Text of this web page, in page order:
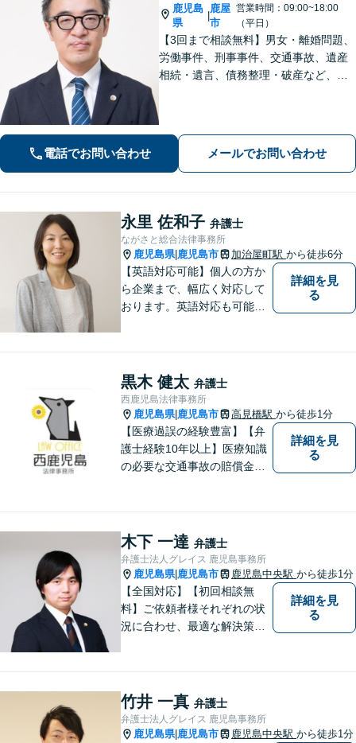
鹿児島
県
|
鹿屋
市
営業時間：09:00~18:00
（平日）
【3回まで相談無料】男女・離婚問題、
労働事件、刑事事件、交通事故、遺産
相続・遺言、債務整理・破産など、幅
ご相談ください。
電話でお問い合わせ メールでお問い合わせ
永里 佐和子 弁護士
ながさと総合法律事務所
鹿児島県| 鹿児島市 加治屋町駅 から徒歩6分
【英語対応可能】個人の方か
ら企業まで、幅広く対応して
おります。英語対応も可能で
詳細を見
る
黒木 健太 弁護士
西鹿児島法律事務所
鹿児島県| 鹿児島市 高見橋駅 から徒歩1分
【医療過誤の経験豊富】【弁
護士経験10年以上】医療知識
の必要な交通事故の賠償金請
さい。依頼者様との信頼関係
を大切に解決へ向けて尽力い
たします。【休日・夜間対応
可】
詳細を見
る
木下 一達 弁護士
弁護士法人グレイス 鹿児島事務所
鹿児島県| 鹿児島市 鹿児島中央駅 から徒歩1分
【全国対応】【初回相談無
料】ご依頼者様それぞれの状
況に合わせ、最適な解決策を
き合い、解決までしっかりサ
ポートします。【電話・WEB
相談も対応可能】
詳細を見
る
竹井 一真 弁護士
弁護士法人グレイス 鹿児島事務所
鹿児島県| 鹿児島市 鹿児島中央駅 から徒歩1分